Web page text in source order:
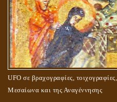
UFO σε βραχογραφίες,
Μεσαίωνα και της Αναγέννησης